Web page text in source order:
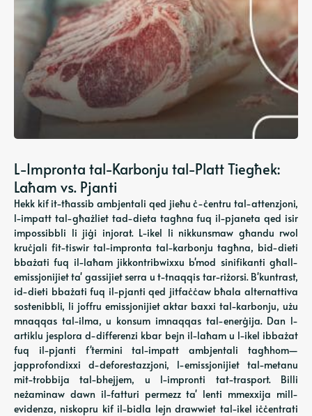
L-Impronta tal-Karbonju tal-Platt Tiegħek:
Laħam vs. Pjanti
Hekk kif it-tħassib ambjentali qed jieħu ċ-ċentru tal-attenzjoni,
l-impatt tal-għażliet tad-dieta tagħna fuq il-pjaneta qed isir
impossibbli li jiġi injorat. L-ikel li nikkunsmaw għandu rwol
kruċjali fit-tiswir tal-impronta tal-karbonju tagħna, bid-dieti
bbażati fuq il-laħam jikkontribwixxu b'mod sinifikanti għall-
emissjonijiet ta' gassijiet serra u t-tnaqqis tar-riżorsi. B'kuntrast,
id-dieti bbażati fuq il-pjanti qed jitfaċċaw bħala alternattiva
sostenibbli, li joffru emissjonijiet aktar baxxi tal-karbonju, użu
mnaqqas tal-ilma, u konsum imnaqqas tal-enerġija. Dan l-
artiklu jesplora d-differenzi kbar bejn il-laħam u l-ikel ibbażat
fuq il-pjanti f'termini tal-impatt ambjentali tagħhom—
japprofondixxi d-deforestazzjoni, l-emissjonijiet tal-metanu
mit-trobbija tal-bhejjem, u l-impronti tat-trasport. Billi
neżaminaw dawn il-fatturi permezz ta' lenti mmexxija mill-
evidenza, niskopru kif il-bidla lejn drawwiet tal-ikel iċċentrati